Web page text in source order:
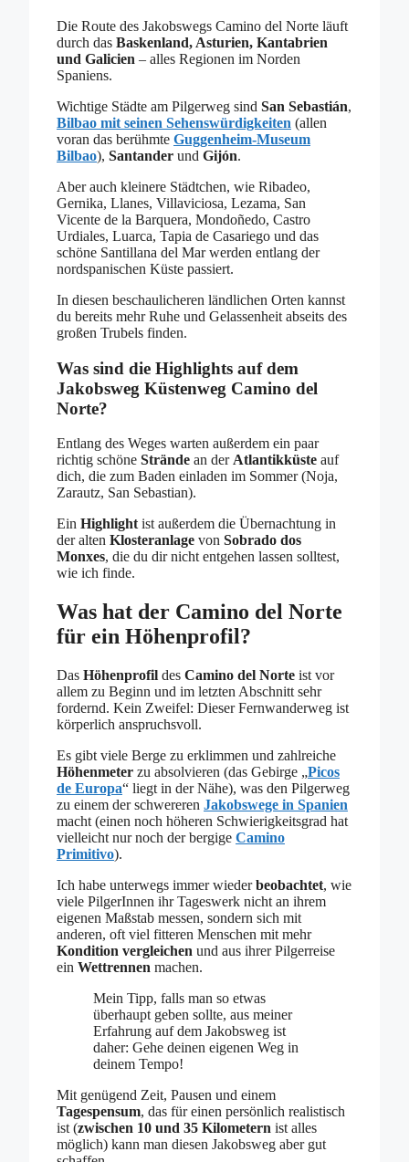
Die Route des Jakobswegs Camino del Norte läuft
durch das Baskenland, Asturien, Kantabrien
und Galicien – alles Regionen im Norden
Spaniens.
Wichtige Städte am Pilgerweg sind San Sebastián,
Bilbao mit seinen Sehenswürdigkeiten (allen
voran das berühmte Guggenheim-Museum
Bilbao), Santander und Gijón.
Aber auch kleinere Städtchen, wie Ribadeo,
Gernika, Llanes, Villaviciosa, Lezama, San
Vicente de la Barquera, Mondoñedo, Castro
Urdiales, Luarca, Tapia de Casariego und das
schöne Santillana del Mar werden entlang der
nordspanischen Küste passiert.
In diesen beschaulicheren ländlichen Orten kannst
du bereits mehr Ruhe und Gelassenheit abseits des
großen Trubels finden.
Was sind die Highlights auf dem
Jakobsweg Küstenweg Camino del
Norte?
Entlang des Weges warten außerdem ein paar
richtig schöne Strände an der Atlantikküste auf
dich, die zum Baden einladen im Sommer (Noja,
Zarautz, San Sebastian).
Ein Highlight ist außerdem die Übernachtung in
der alten Klosteranlage von Sobrado dos
Monxes, die du dir nicht entgehen lassen solltest,
wie ich finde.
Was hat der Camino del Norte
für ein Höhenprofil?
Das Höhenprofil des Camino del Norte ist vor
allem zu Beginn und im letzten Abschnitt sehr
fordernd. Kein Zweifel: Dieser Fernwanderweg ist
körperlich anspruchsvoll.
Es gibt viele Berge zu erklimmen und zahlreiche
Höhenmeter zu absolvieren (das Gebirge „Picos
de Europa“ liegt in der Nähe), was den Pilgerweg
zu einem der schwereren Jakobswege in Spanien
macht (einen noch höheren Schwierigkeitsgrad hat
vielleicht nur noch der bergige Camino
Primitivo).
Ich habe unterwegs immer wiederbeobachtet, wie
viele PilgerInnen ihr Tageswerk nicht an ihrem
eigenen Maßstab messen, sondern sich mit
anderen, oft viel fitteren Menschen mit mehr
Kondition vergleichen und aus ihrer Pilgerreise
ein Wettrennen machen.
Mein Tipp, falls man so etwas
überhaupt geben sollte, aus meiner
Erfahrung auf dem Jakobsweg ist
daher: Gehe deinen eigenen Weg in
deinem Tempo!
Mit genügend Zeit, Pausen und einem
Tagespensum, das für einen persönlich realistisch
ist (zwischen 10 und 35 Kilometern ist alles
möglich) kann man diesen Jakobsweg aber gut